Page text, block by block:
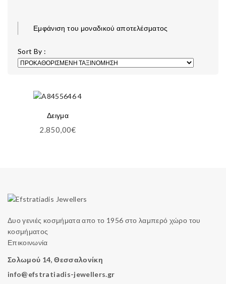
Εμφάνιση του μοναδικού αποτελέσματος
Sort By :
Δειγμα
2.850,00€
Δυο γενιές κοσμήματα απο το 1956 στο λαμπερό χώρο του
κοσμήματος
Επικοινωνία
Σολωμού 14, Θεσσαλονίκη
info@efstratiadis-jewellers.gr